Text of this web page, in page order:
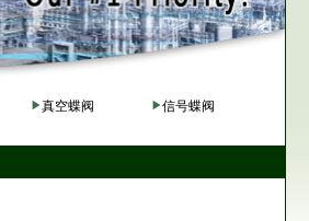
真空蝶阀
信号蝶阀